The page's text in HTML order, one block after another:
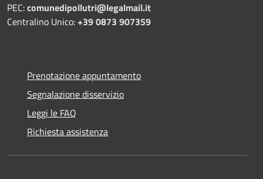
PEC:comunedipollutri@legalmail.it
Centralino Unico:+39 0873 907359
Prenotazione appuntamento
Segnalazione disservizio
Leggi le FAQ
Richiesta assistenza